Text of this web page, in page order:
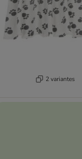
2 variantes